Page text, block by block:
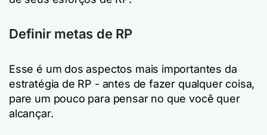
Definir metas de RP
Esse é um dos aspectos mais importantes da
estratégia de RP - antes de fazer qualquer coisa,
pare um pouco para pensar no que você quer
alcançar.